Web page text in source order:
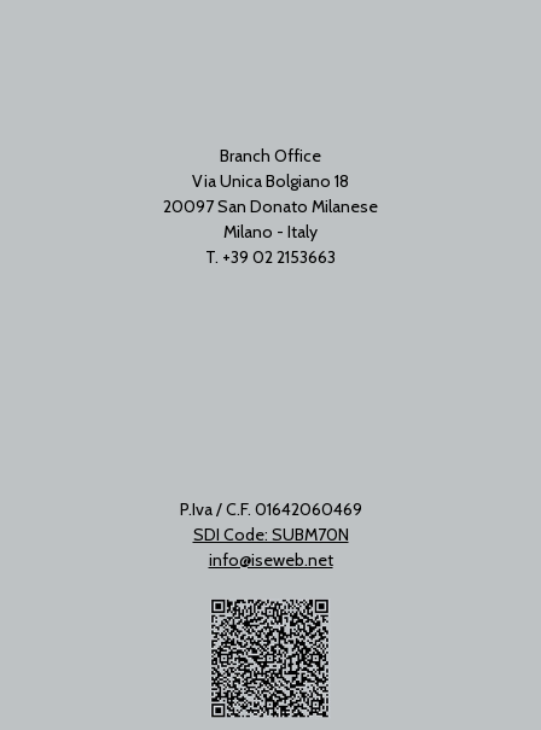
Branch Office
Via Unica Bolgiano 18
20097 San Donato Milanese
Milano - Italy
T. +39 02 2153663
P.Iva / C.F. 01642060469
SDI Code: SUBM70N
info@iseweb.net